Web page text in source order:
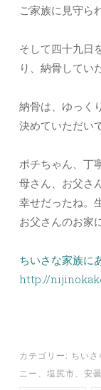
ご家族に見守ら
そして四十九日
り、納骨してい
納骨は、ゆっく
決めていただい
ポチちゃん、丁
母さん、お父さ
幸せだったね。
お父さんのお家
ちいさな家族に
http://
カテゴリー: ちい
ニー
塩尻市 安